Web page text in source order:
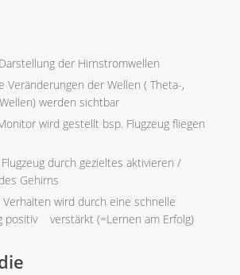
der Hirnstromwellen
Veränderungen der Wellen ( Theta-,
werden sichtbar
wird gestellt bsp. Flugzeug fliegen
durch gezieltes aktivieren /
Gehirns
wird durch eine schnelle
positiv
verstärkt (=Lernen am Erfolg)